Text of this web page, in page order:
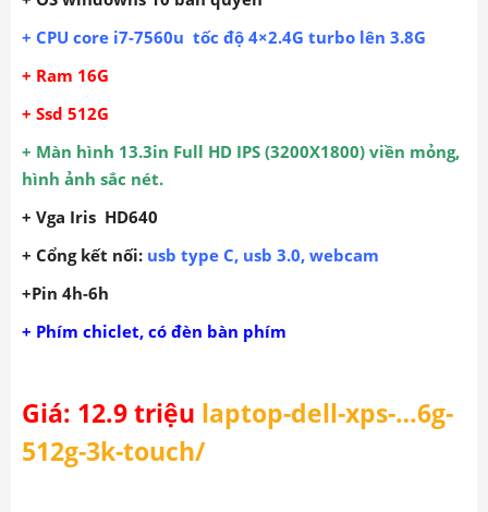
+ CPU core i7-7560u tốc độ 4×2.4G turbo lên 3.8G
+ Ram 16G
+ Ssd 512G
+ Màn hình 13.3in Full HD IPS (3200X1800) viền mỏng,
hình ảnh sắc nét.
+ Vga Iris HD640
+ Cổng kết nối: usb type C, usb 3.0, webcam
+Pin 4h-6h
+ Phím chiclet, có đèn bàn phím
Giá: 12.9 triệu laptop-dell-xps-…6g-
512g-3k-touch/